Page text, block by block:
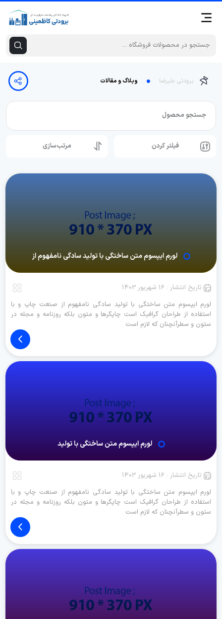
برودتی علیرضا وبلاگ و مقالات
جستجو محصول
فیلتر کردن مرتب‌سازی
لورم ایپسوم متن ساختگی با تولید سادگی نامفهوم از
تاریخ انتشار : 16 شهریور 1403
لورم ایپسوم متن ساختگی با تولید سادگی نامفهوم از صنعت چاپ و با
استفاده از طراحان گرافیک است چاپگرها و متون بلکه روزنامه و مجله در
ستون و سطرآنچنان که لازم است
لورم ایپسوم متن ساختگی با تولید
تاریخ انتشار : 16 شهریور 1403
لورم ایپسوم متن ساختگی با تولید سادگی نامفهوم از صنعت چاپ و با
استفاده از طراحان گرافیک است چاپگرها و متون بلکه روزنامه و مجله در
ستون و سطرآنچنان که لازم است